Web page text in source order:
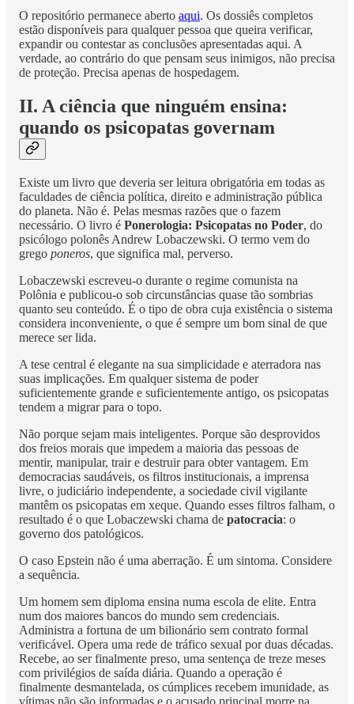
O repositório permanece aberto aqui. Os dossiês completos
estão disponíveis para qualquer pessoa que queira verificar,
expandir ou contestar as conclusões apresentadas aqui. A
verdade, ao contrário do que pensam seus inimigos, não precisa
de proteção. Precisa apenas de hospedagem.
II. A ciência que ninguém ensina:
quando os psicopatas governam
Existe um livro que deveria ser leitura obrigatória em todas as
faculdades de ciência política, direito e administração pública
do planeta. Não é. Pelas mesmas razões que o fazem
necessário. O livro é Ponerologia: Psicopatas no Poder, do
psicólogo polonês Andrew Lobaczewski. O termo vem do
grego poneros, que significa mal, perverso.
Lobaczewski escreveu-o durante o regime comunista na
Polônia e publicou-o sob circunstâncias quase tão sombrias
quanto seu conteúdo. É o tipo de obra cuja existência o sistema
considera inconveniente, o que é sempre um bom sinal de que
merece ser lida.
A tese central é elegante na sua simplicidade e aterradora nas
suas implicações. Em qualquer sistema de poder
suficientemente grande e suficientemente antigo, os psicopatas
tendem a migrar para o topo.
Não porque sejam mais inteligentes. Porque são desprovidos
dos freios morais que impedem a maioria das pessoas de
mentir, manipular, trair e destruir para obter vantagem. Em
democracias saudáveis, os filtros institucionais, a imprensa
livre, o judiciário independente, a sociedade civil vigilante
mantêm os psicopatas em xeque. Quando esses filtros falham, o
resultado é o que Lobaczewski chama de patocracia: o
governo dos patológicos.
O caso Epstein não é uma aberração. É um sintoma. Considere
a sequência.
Um homem sem diploma ensina numa escola de elite. Entra
num dos maiores bancos do mundo sem credenciais.
Administra a fortuna de um bilionário sem contrato formal
verificável. Opera uma rede de tráfico sexual por duas décadas.
Recebe, ao ser finalmente preso, uma sentença de treze meses
com privilégios de saída diária. Quando a operação é
finalmente desmantelada, os cúmplices recebem imunidade, as
vítimas não são informadas e o acusado principal morre na